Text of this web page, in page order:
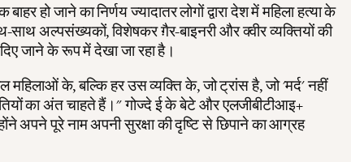
हो जाने का निर्णय ज्यादातर लोगों द्वारा देश में महिला हत्या के
अल्पसंख्यकों, विशेषकर ग़ैर-बाइनरी और क्वीर व्यक्तियों की
जाने के रूप में देखा जा रहा है।
महिलाओं के, बल्कि हर उस व्यक्ति के, जो ट्रांस है, जो 'मर्द' नहीं
का अंत चाहते हैं।" गोज्दे ई के बेटे और एलजीबीटीआइ+
अपने पूरे नाम अपनी सुरक्षा की दृष्टि से छिपाने का आग्रह